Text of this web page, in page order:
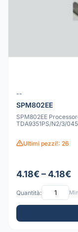
--
SPM802EE
SPM802EE
TDA9351PS/N2/3/
Ultimi pezzi!: 26
4.18€ – 4.18€
Quantità: